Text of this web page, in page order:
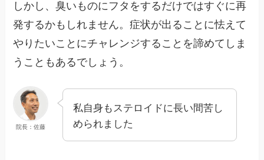
しかし、臭いものにフタをするだけではすぐに再
発するかもしれません。症状が出ることに怯えて
やりたいことにチャレンジすることを諦めてしま
うこともあるでしょう。
院長：佐藤
私自身もステロイドに長い間苦し
められました